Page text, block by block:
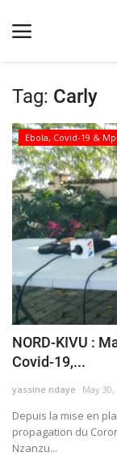
Accueil
Contact
Emergence
Galerie
Terms &
Nos Publications
Magazine
Partenaires
Connexion
Register
Tag: Carly
Ebola, Covid-19 &
NORD-KIVU :
Covid-19,...
yassine ndaye May 30,
​​​​​​​Depuis la mise en
propagation du
Nzanzu...